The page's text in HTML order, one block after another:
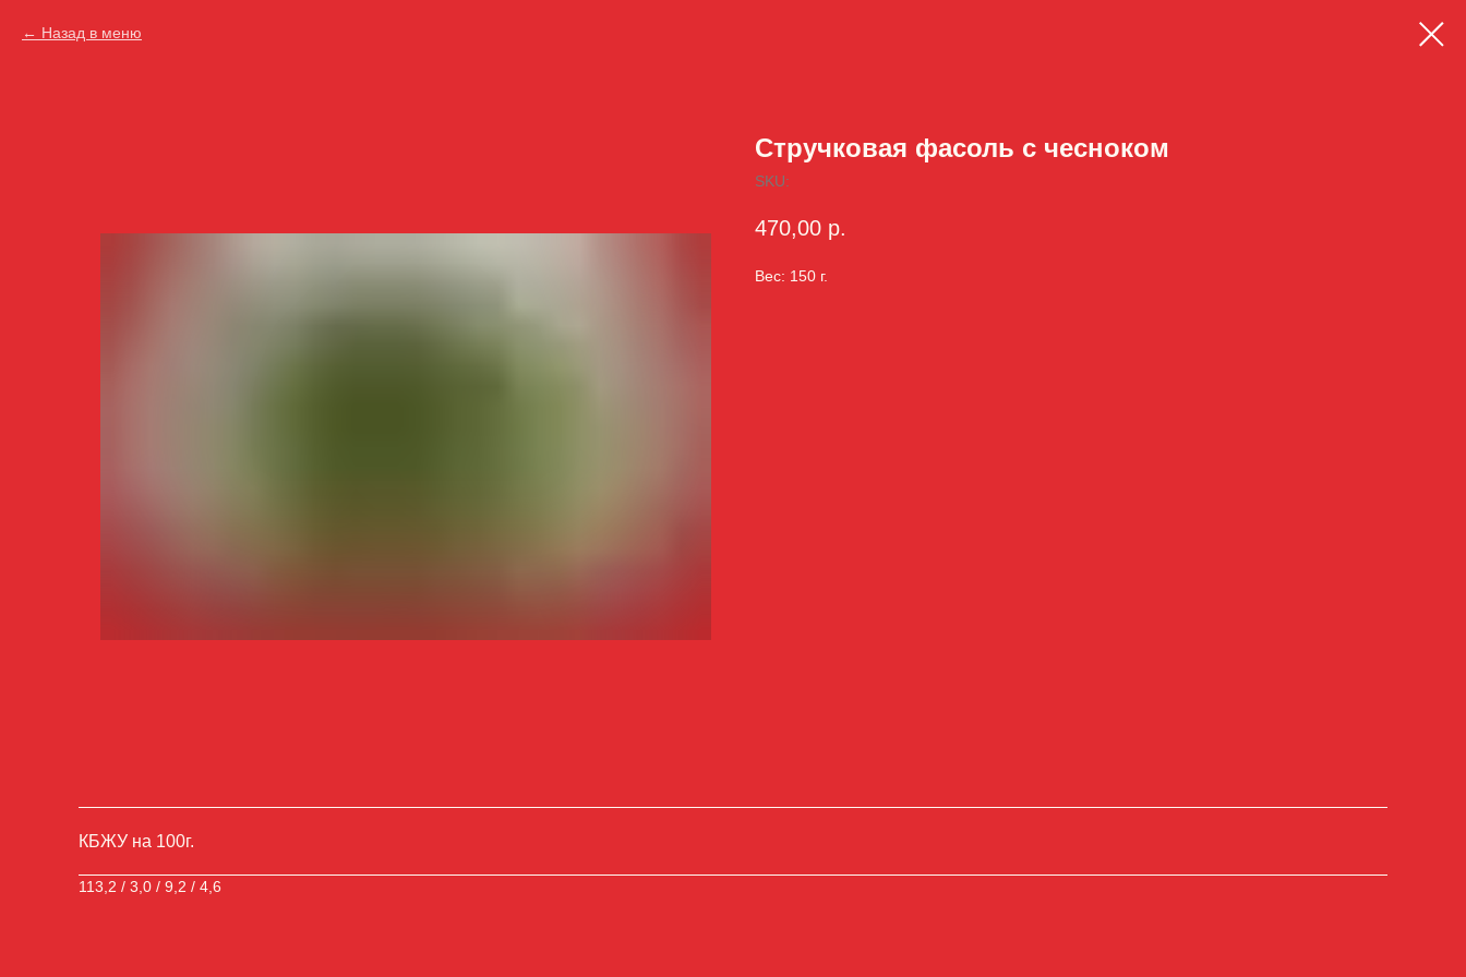
Назад в меню
Стручковая фасоль с чесноком
SKU:
470,00 р.
Вес: 150 г.
КБЖУ на 100г.
113,2 / 3,0 / 9,2 / 4,6